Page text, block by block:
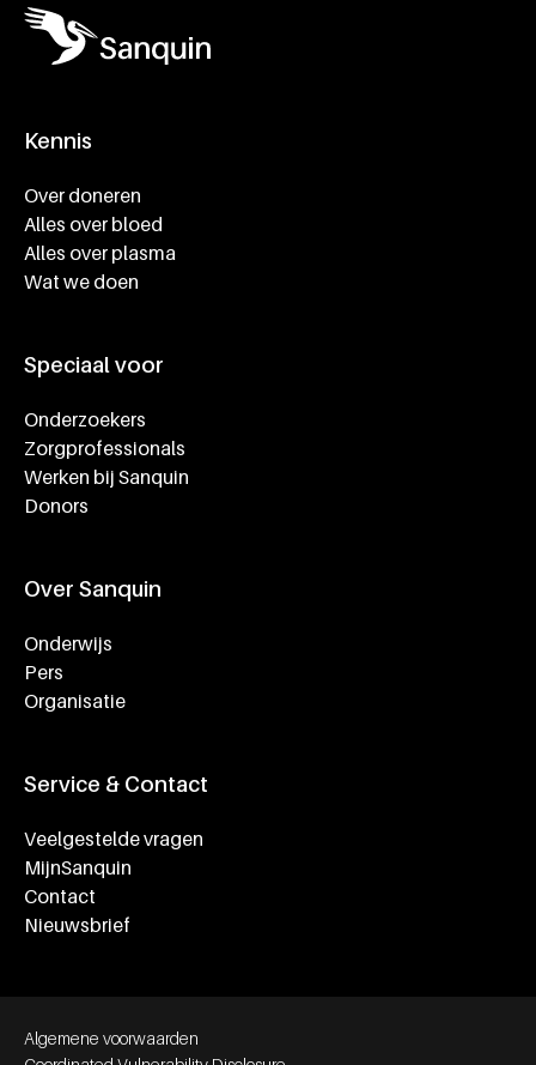
Kennis
Over doneren
Alles over bloed
Alles over plasma
Wat we doen
Speciaal voor
Onderzoekers
Zorgprofessionals
Werken bij Sanquin
Donors
Over Sanquin
Onderwijs
Pers
Organisatie
Service & Contact
Veelgestelde vragen
MijnSanquin
Contact
Nieuwsbrief
Footer bottom navigation
Algemene voorwaarden